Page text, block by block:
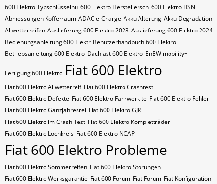
600 Elektro​​​​ Typschlüsselnu 600 Elektro​​​​​ Herstellersch 600 Elektro​​​​​ HSN
Abmessungen Kofferraum ADAC e-Charge Akku Alterung Akku Degradation
Allwetterreifen Auslieferung 600 Elektro 2023 Auslieferung 600 Elektro 2024
Bedienungsanleitung 600 Elektr Benutzerhandbuch 600 Elektro
Betriebsanleitung 600 Elektro Dachlast 600 Elektro EnBW mobility+
Fertigung 600 Elektro Fiat 600 Elektro
Fiat 600 Elektro Allwetterreif Fiat 600 Elektro Crashtest
Fiat 600 Elektro Defekte Fiat 600 Elektro Fahrwerk te Fiat 600 Elektro Fehler
Fiat 600 Elektro Ganzjahresrei Fiat 600 Elektro GJR
Fiat 600 Elektro im Crash Test Fiat 600 Elektro Kompletträder
Fiat 600 Elektro Lochkreis Fiat 600 Elektro NCAP
Fiat 600 Elektro Probleme
Fiat 600 Elektro Sommerreifen Fiat 600 Elektro Störungen
Fiat 600 Elektro Werksgarantie Fiat 600 Forum Fiat Forum Fiat Konfiguration